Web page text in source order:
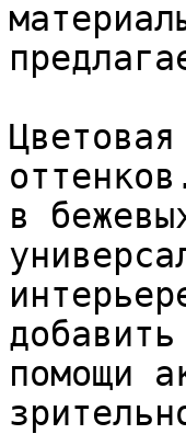
в
помощи